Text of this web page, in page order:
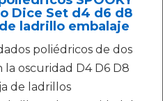
Dice Set d4 d6 d8
ladrillo embalaje
poliédricos de dos
oscuridad D4 D6 D8
de ladrillos